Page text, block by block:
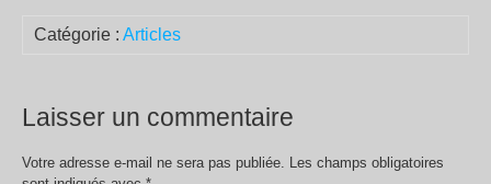
Catégorie : Articles
Laisser un commentaire
Votre adresse e-mail ne sera pas publiée. Les champs obligatoires